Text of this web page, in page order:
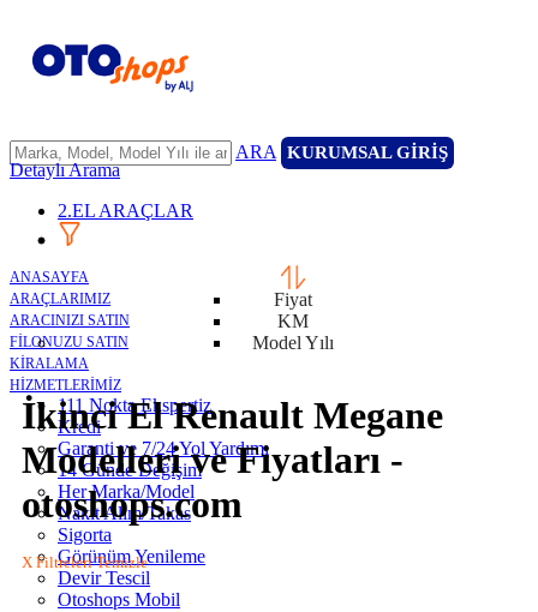
ARA KURUMSAL GİRİŞ
ANASAYFA
ARAÇLARIMIZ
ARACINIZI SATIN
FİLONUZU SATIN
KİRALAMA
HİZMETLERİMİZ
111 Nokta Ekspertiz
Kredi
Garanti ve 7/24 Yol Yardımı
14 Günde Değişim
Her Marka/Model
Nakit Alım/Takas
Sigorta
Görünüm Yenileme
Devir Tescil
Otoshops Mobil
Detaylı Arama
2.EL ARAÇLAR
Fiyat
KM
Model Yılı
İkinci El Renault Megane
Modelleri ve Fiyatları -
otoshops.com
X Filtreleri Temizle